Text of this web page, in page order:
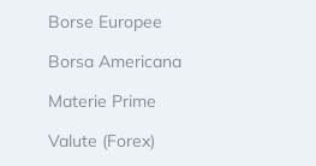
Borse Europee
Borsa Americana
Materie Prime
Valute (Forex)